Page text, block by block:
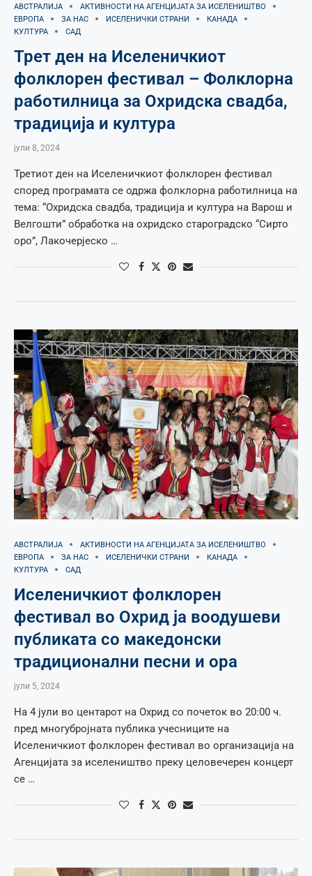
АВСТРАЛИЈА
АКТИВНОСТИ НА АГЕНЦИЈАТА ЗА ИСЕЛЕНИШТВО
ЕВРОПА
ЗА НАС ИСЕЛЕНИЧКИ СТРАНИ
КАНАДА
КУЛТУРА
САД
Трет ден на Иселеничкиот
фолклорен фестивал – Фолклорна
работилница за Охридска свадба,
традиција и култура
јули 8, 2024
Третиот ден на Иселеничкиот фолклорен фестивал
според програмата се одржа фолклорна работилница на
тема: “Охридска свадба, традиција и култура на Варош и
Велгошти” обработка на охридско староградско “Сирто
оро”, Лакочерјеско …
АВСТРАЛИЈА
АКТИВНОСТИ НА АГЕНЦИЈАТА ЗА ИСЕЛЕНИШТВО
ЕВРОПА
ЗА НАС ИСЕЛЕНИЧКИ СТРАНИ
КАНАДА
КУЛТУРА
САД
Иселеничкиот фолклорен
фестивал во Охрид ја воодушеви
публиката со македонски
традиционални песни и ора
јули 5, 2024
На 4 јули во центарот на Охрид со почеток во 20:00 ч.
пред многубројната публика учесниците на
Иселеничкиот фолклорен фестивал во организација на
Агенцијата за иселеништво преку целовечерен концерт
се …